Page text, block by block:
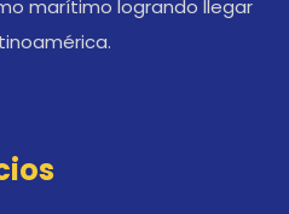
marítimo logrando llegar